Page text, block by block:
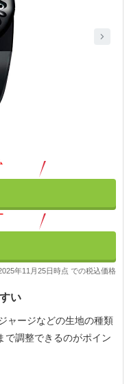
年11月25日時点 での税込価格
い
ャージなどの生地の種類
で調整できるのがポイン